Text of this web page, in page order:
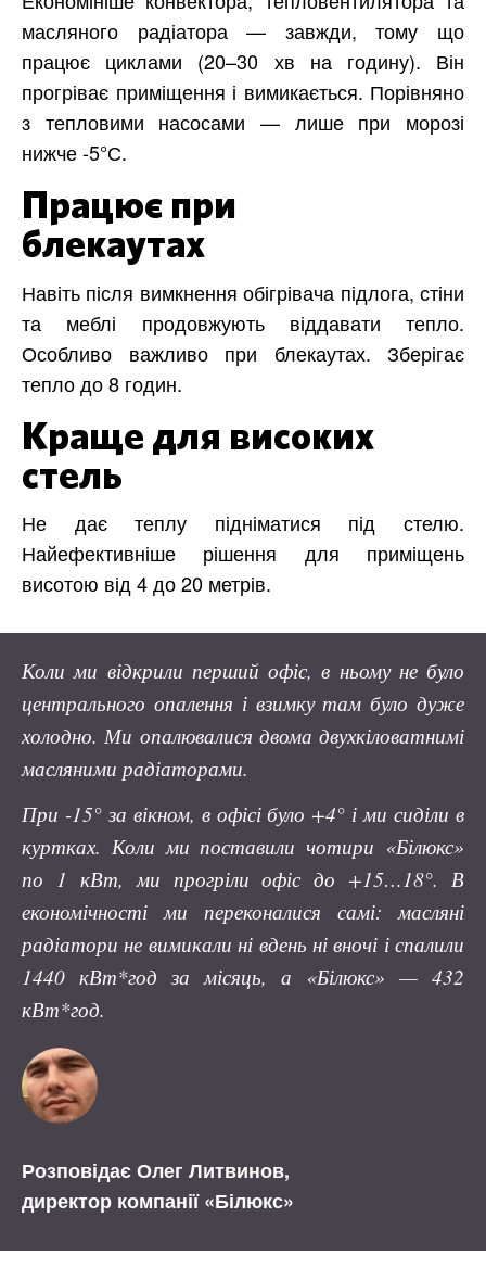
масляного радіатора — завжди, тому що
працює циклами (20–30 хв на годину). Він
прогріває приміщення і вимикається. Порівняно
з тепловими насосами — лише при морозі
нижче -5°С.
Працює при
блекаутах
Навіть після вимкнення обігрівача підлога, стіни
та меблі продовжують віддавати тепло.
Особливо важливо при блекаутах. Зберігає
тепло до 8 годин.
Краще для високих
стель
Не дає теплу підніматися під стелю.
Найефективніше рішення для приміщень
висотою від 4 до 20 метрів.
Коли ми відкрили перший офіс, в ньому не було
центрального опалення і взимку там було дуже
холодно. Ми опалювалися двома двухкіловатнимі
масляними радіаторами.
При -15° за вікном, в офісі було +4° і ми сиділи в
куртках. Коли ми поставили чотири «Білюкс»
по 1 кВт, ми прогріли офіс до +15…18°. В
економічності ми переконалися самі: масляні
радіатори не вимикали ні вдень ні вночі і спалили
1440 кВт*год за місяць, а «Білюкс» — 432
кВт*год.
Розповідає Олег Литвинов,
директор компанії «Білюкс»